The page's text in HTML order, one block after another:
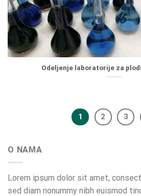
Odeljenje laboratorije za
1 2 3
O NAMA
Lorem ipsum dolor sit amet,
sed diam nonummy nibh euismod